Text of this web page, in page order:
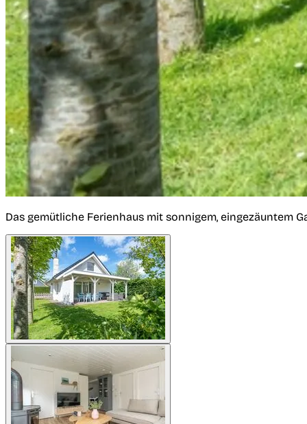
Das gemütliche Ferienhaus mit sonnigem, eingezäuntem